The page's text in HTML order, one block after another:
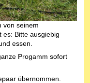
von seinem
es: Bitte ausgiebig
essen.
Progamm sofort
übernommen.